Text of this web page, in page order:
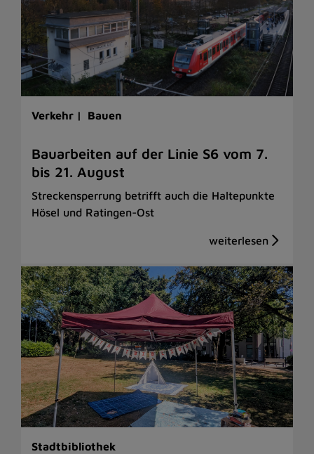
Verkehr | Bauen
Bauarbeiten auf der Linie S6 vom 7.
bis 21. August
Streckensperrung betrifft auch die Haltepunkte
Hösel und Ratingen-Ost
Stadtbibliothek